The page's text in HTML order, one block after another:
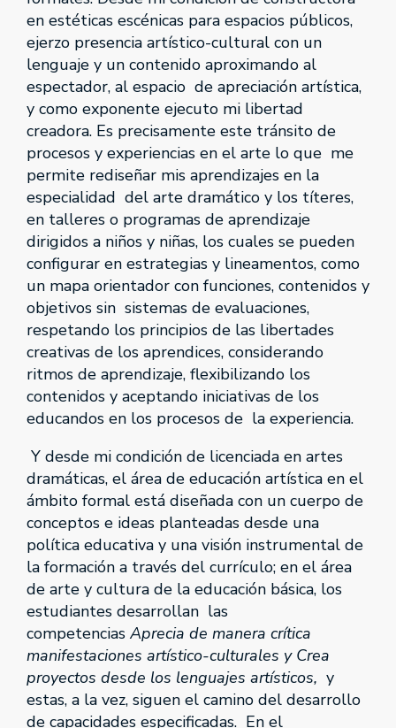
en estéticas escénicas para espacios públicos,
ejerzo presencia artístico-cultural con un
lenguaje y un contenido aproximando al
espectador, al espacio de apreciación artística,
y como exponente ejecuto mi libertad
creadora. Es precisamente este tránsito de
procesos y experiencias en el arte lo que me
permite rediseñar mis aprendizajes en la
especialidad del arte dramático y los títeres,
en talleres o programas de aprendizaje
dirigidos a niños y niñas, los cuales se pueden
configurar en estrategias y lineamentos, como
un mapa orientador con funciones, contenidos y
objetivos sin sistemas de evaluaciones,
respetando los principios de las libertades
creativas de los aprendices, considerando
ritmos de aprendizaje, flexibilizando los
contenidos y aceptando iniciativas de los
educandos en los procesos de la experiencia.
Y desde mi condición de licenciada en artes
dramáticas, el área de educación artística en el
ámbito formal está diseñada con un cuerpo de
conceptos e ideas planteadas desde una
política educativa y una visión instrumental de
la formación a través del currículo; en el área
de arte y cultura de la educación básica, los
estudiantes desarrollan las
competenciasAprecia de manera crítica
manifestaciones artístico-culturales y Crea
proyectos desde los lenguajes artísticos, y
estas, a la vez, siguen el camino del desarrollo
de capacidades especificadas. En el